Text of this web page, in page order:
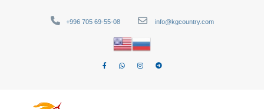
+996 705 69-55-08 info@kgcountry.com